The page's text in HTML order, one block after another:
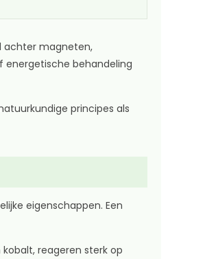
achter magneten,
energetische behandeling
principes als
eigenschappen. Een
reageren sterk op